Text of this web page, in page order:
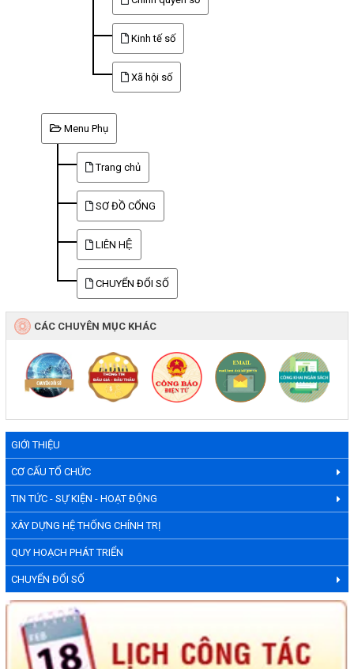
GIỚI THIỆU
CƠ CẤU TỔ CHỨC
TIN TỨC - SỰ KIỆN - HOẠT ĐỘNG
XÂY DỰNG HỆ THỐNG CHÍNH TRỊ
QUY HOẠCH PHÁT TRIỂN
CHUYỂN ĐỔI SỐ
Kinh tế số
Xã hội số
Menu Phụ
Trang chủ
SƠ ĐỒ CỔNG
LIÊN HỆ
CHUYỂN ĐỔI SỐ
CÁC CHUYÊN MỤC KHÁC